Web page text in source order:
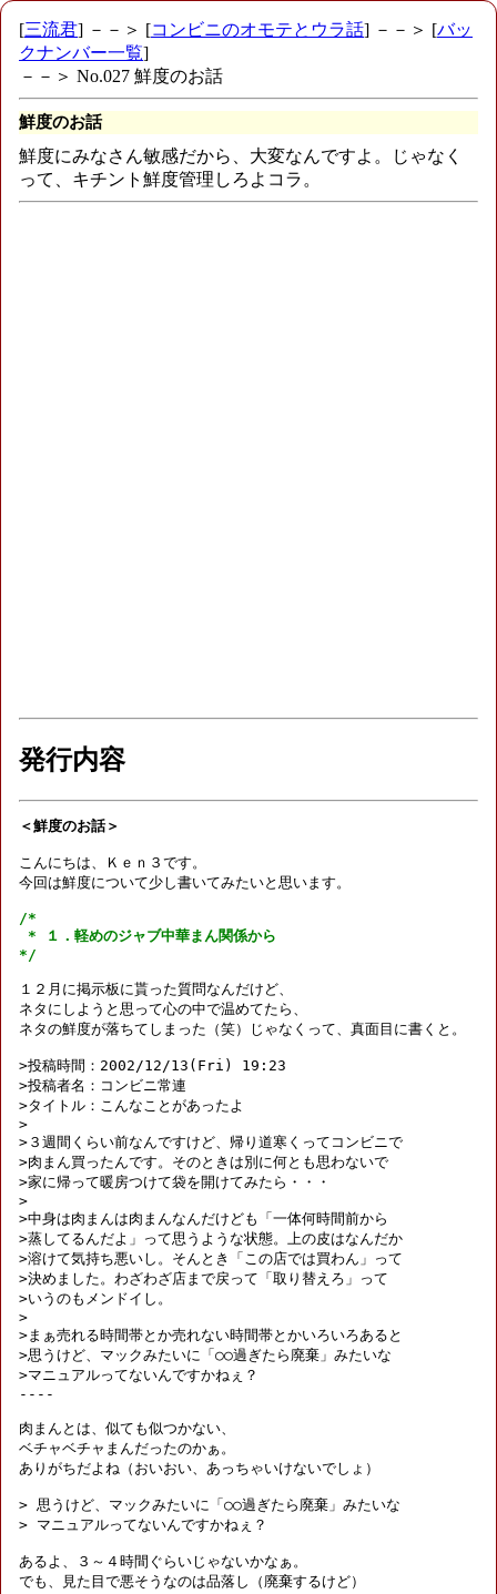
[三流君] －－＞ [コンビニのオモテとウラ話] －－＞ [バッ
クナンバー一覧]
－－＞ No.027 鮮度のお話
鮮度のお話
鮮度にみなさん敏感だから、大変なんですよ。じゃなく
って、キチント鮮度管理しろよコラ。
発行内容
＜鮮度のお話＞
こんにちは、Ｋｅｎ３です。
今回は鮮度について少し書いてみたいと思います。
/*
* １．軽めのジャブ中華まん関係から
*/
１２月に掲示板に貰った質問なんだけど、
ネタにしようと思って心の中で温めてたら、
ネタの鮮度が落ちてしまった（笑）じゃなくって、真面目に書くと。
>投稿時間：2002/12/13(Fri) 19:23
>投稿者名：コンビニ常連
>タイトル：こんなことがあったよ
>
>３週間くらい前なんですけど、帰り道寒くってコンビニで
>肉まん買ったんです。そのときは別に何とも思わないで
>家に帰って暖房つけて袋を開けてみたら・・・
>
>中身は肉まんは肉まんなんだけども「一体何時間前から
>蒸してるんだよ」って思うような状態。上の皮はなんだか
>溶けて気持ち悪いし。そんとき「この店では買わん」って
>決めました。わざわざ店まで戻って「取り替えろ」って
>いうのもメンドイし。
>
>まぁ売れる時間帯とか売れない時間帯とかいろいろあると
>思うけど、マックみたいに「○○過ぎたら廃棄」みたいな
>マニュアルってないんですかねぇ？
----
肉まんとは、似ても似つかない、
ベチャベチャまんだったのかぁ。
ありがちだよね（おいおい、あっちゃいけないでしょ）
> 思うけど、マックみたいに「○○過ぎたら廃棄」みたいな
> マニュアルってないんですかねぇ？
あるよ、３～４時間ぐらいじゃないかなぁ。
でも、見た目で悪そうなのは品落し（廃棄するけど）